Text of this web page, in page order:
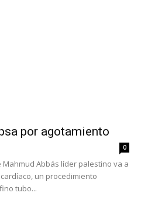
por agotamiento
0
Mahmud Abbás líder palestino va a
un procedimiento
tubo...